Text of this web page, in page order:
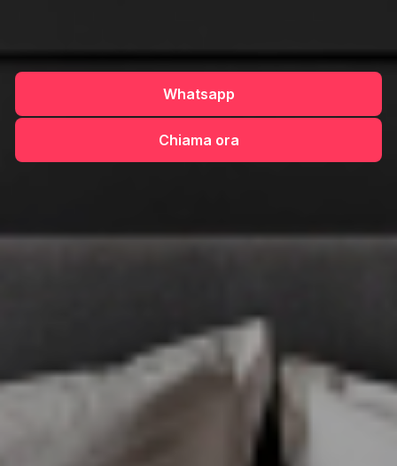
Whatsapp
Chiama ora